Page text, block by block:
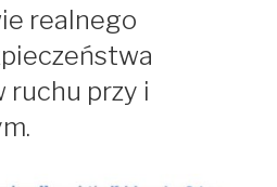
realnego
ruchu przy i